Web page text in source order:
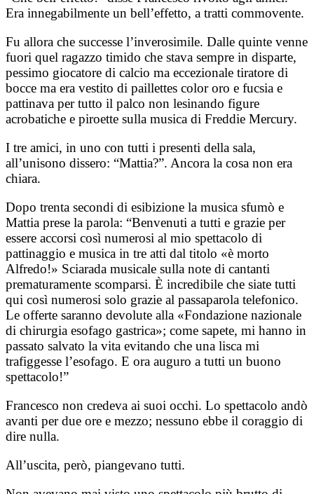
Era innegabilmente un bell’effetto, a tratti commovente.
Fu allora che successe l’inverosimile. Dalle quinte venne
fuori quel ragazzo timido che stava sempre in disparte,
pessimo giocatore di calcio ma eccezionale tiratore di
bocce ma era vestito di paillettes color oro e fucsia e
pattinava per tutto il palco non lesinando figure
acrobatiche e piroette sulla musica di Freddie Mercury.
I tre amici, in uno con tutti i presenti della sala,
all’unisono dissero: “Mattia?”. Ancora la cosa non era
chiara.
Dopo trenta secondi di esibizione la musica sfumò e
Mattia prese la parola: “Benvenuti a tutti e grazie per
essere accorsi così numerosi al mio spettacolo di
pattinaggio e musica in tre atti dal titolo «è morto
Alfredo!» Sciarada musicale sulla note di cantanti
prematuramente scomparsi. È incredibile che siate tutti
qui così numerosi solo grazie al passaparola telefonico.
Le offerte saranno devolute alla «Fondazione nazionale
di chirurgia esofago gastrica»; come sapete, mi hanno in
passato salvato la vita evitando che una lisca mi
trafiggesse l’esofago. E ora auguro a tutti un buono
spettacolo!”
Francesco non credeva ai suoi occhi. Lo spettacolo andò
avanti per due ore e mezzo; nessuno ebbe il coraggio di
dire nulla.
All’uscita, però, piangevano tutti.